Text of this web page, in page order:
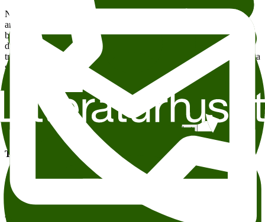
Nå er han ute med boka
analyserer han både egne og andres tankevaner og
betraktningsmåter, og bevisstgjør leseren ikke bare på andres
dumskap, men også vår alles hang til lettvinte slutninger,
trangsynthet og stahet. Og det ligger også et alvor under her. For hva
skjer når vi ikke makter å skille klare argumenter fra dumskap og
Nå gjester Svendsen Litteraturhuset til et foredrag om hvordan vi
kan kjenne igjen dumskapen blant oss og idiotien i oss alle.
Legg til i kalender Kopier lenke Om tilgjengelighet
Tema:
Saklig søndag
Andre anbefalte arrangementer